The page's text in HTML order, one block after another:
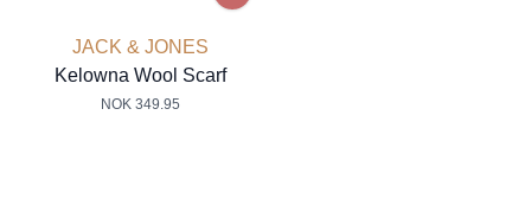
JACK & JONES
Kelowna Wool Scarf
NOK 349.95